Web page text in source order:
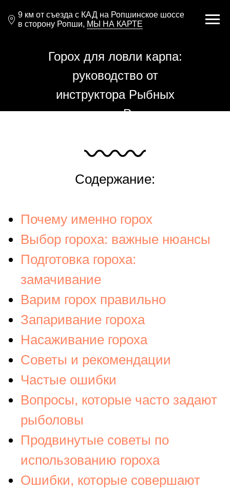
9 км от съезда с КАД на Ропшинское шоссе
в сторону Ропши, МЫ НА КАРТЕ
Горох для ловли карпа:
руководство от
инструктора Рыбных
прудов в Ропше
Содержание:
Почему именно горох
Выбор гороха: важные нюансы
Подготовка гороха:
замачивание
Варим горох правильно
Запаривание гороха
Насаживание гороха
Советы и рекомендации
Частые ошибки
Вопросы, которые часто задают
рыболовы
Продвинутые советы по
использованию гороха
Ошибки, которые совершают